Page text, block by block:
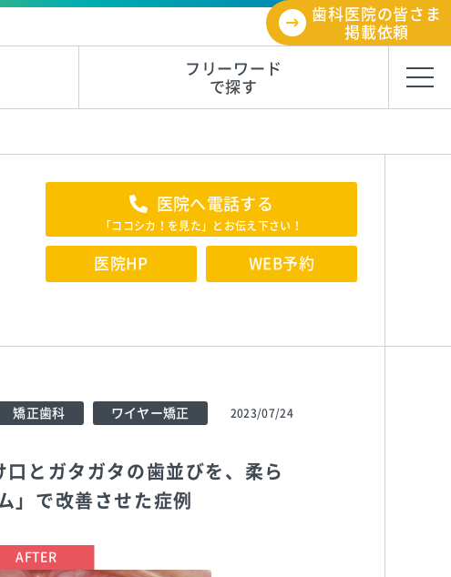
歯科医院の皆さま
掲載依頼
フリーワード
で探す
医院へ電話する
「ココシカ！を見た」とお伝え下さい！
医院HP WEB予約
矯正歯科 ワイヤー矯正 2023/07/24
とガタガタの歯並びを、柔ら
」で改善させた症例